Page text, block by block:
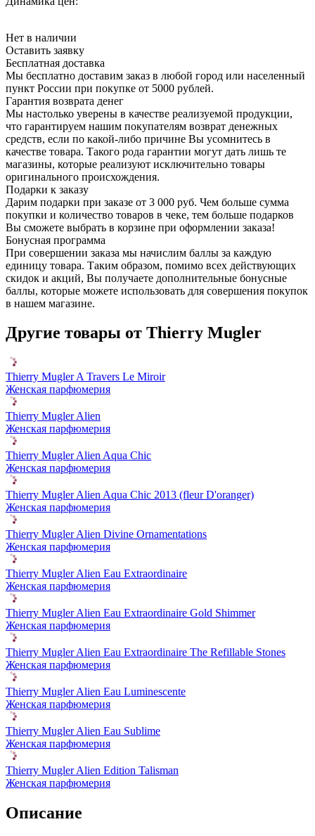
Нет в наличии
Оставить заявку
Бесплатная доставка
Мы бесплатно доставим заказ в любой город или населенный
пункт России при покупке от 5000 рублей.
Гарантия возврата денег
Мы настолько уверены в качестве реализуемой продукции,
что гарантируем нашим покупателям возврат денежных
средств, если по какой-либо причине Вы усомнитесь в
качестве товара. Такого рода гарантии могут дать лишь те
магазины, которые реализуют исключительно товары
оригинального происхождения.
Подарки к заказу
Дарим подарки при заказе от 3 000 руб. Чем больше сумма
покупки и количество товаров в чеке, тем больше подарков
Вы сможете выбрать в корзине при оформлении заказа!
Бонусная программа
При совершении заказа мы начислим баллы за каждую
единицу товара. Таким образом, помимо всех действующих
скидок и акций, Вы получаете дополнительные бонусные
баллы, которые можете использовать для совершения покупок
в нашем магазине.
Другие товары от Thierry Mugler
Thierry Mugler A Travers Le Miroir
Женская парфюмерия
Thierry Mugler Alien
Женская парфюмерия
Thierry Mugler Alien Aqua Chic
Женская парфюмерия
Thierry Mugler Alien Aqua Chic 2013 (fleur D'oranger)
Женская парфюмерия
Thierry Mugler Alien Divine Ornamentations
Женская парфюмерия
Thierry Mugler Alien Eau Extraordinaire
Женская парфюмерия
Thierry Mugler Alien Eau Extraordinaire Gold Shimmer
Женская парфюмерия
Thierry Mugler Alien Eau Extraordinaire The Refillable Stones
Женская парфюмерия
Thierry Mugler Alien Eau Luminescente
Женская парфюмерия
Thierry Mugler Alien Eau Sublime
Женская парфюмерия
Thierry Mugler Alien Edition Talisman
Женская парфюмерия
Описание